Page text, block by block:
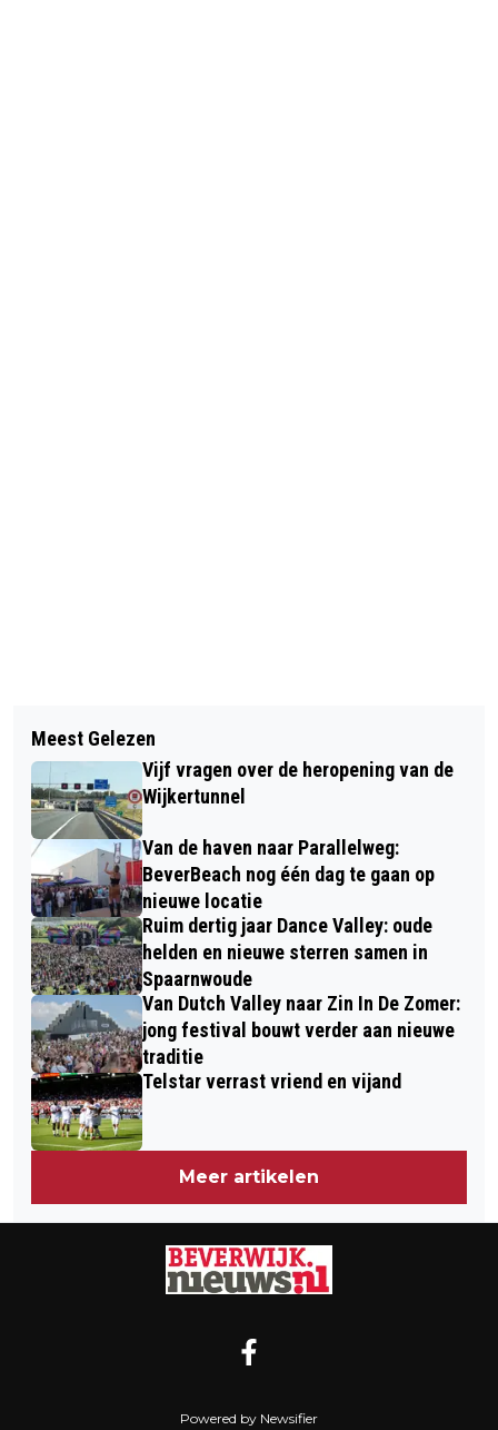
DSI DOET INSTAP IN VELSEN-NOORD
FOTO-EXPOSITIE ‘OEKRAÏNE’ IN DE
VISSERHALLEN IN IJMUIDEN
Meest Gelezen
Vijf vragen over de heropening van de
Wijkertunnel
Van de haven naar Parallelweg:
BeverBeach nog één dag te gaan op
nieuwe locatie
Ruim dertig jaar Dance Valley: oude
helden en nieuwe sterren samen in
Spaarnwoude
Van Dutch Valley naar Zin In De Zomer:
jong festival bouwt verder aan nieuwe
traditie
Telstar verrast vriend en vijand
Meer artikelen
Powered by Newsifier